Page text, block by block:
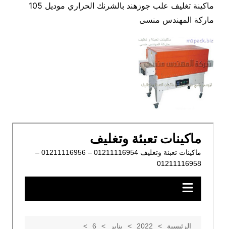
ماكينة تغليف علب جوزهند بالشرنك الحراري موديل 105
ماركة المهندس منسى